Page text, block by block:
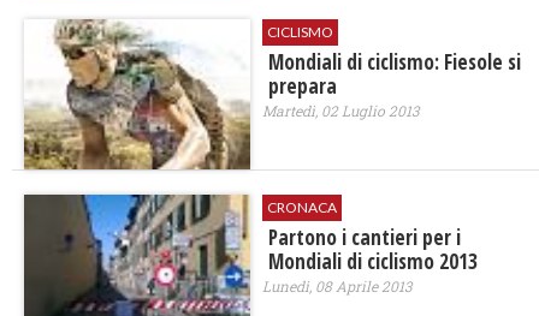
CICLISMO
Mondiali di ciclismo: Fiesole si
prepara
Martedì, 02 Luglio 2013
CRONACA
Partono i cantieri per i
Mondiali di ciclismo 2013
Lunedì, 08 Aprile 2013